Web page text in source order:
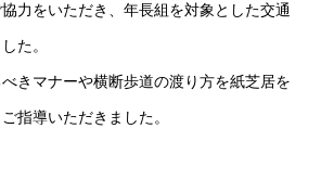
力をいただき、 年長組を対象とした交通
た。
きマナーや横断歩道の渡り方を紙芝居を
指導いただきました。